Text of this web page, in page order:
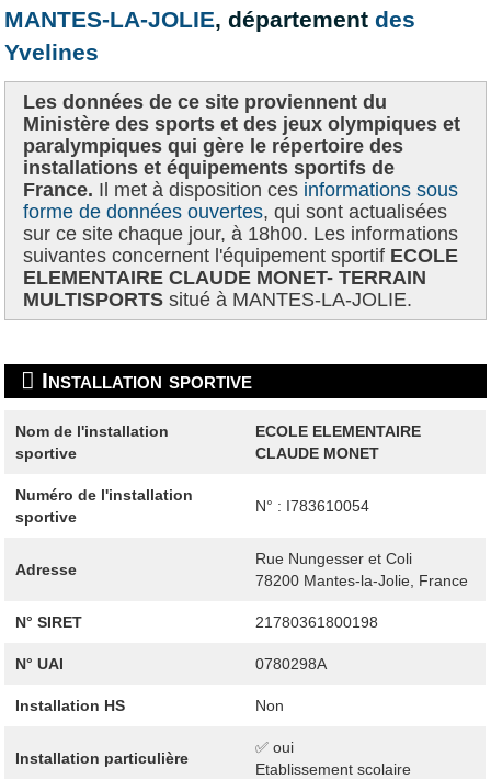
Recherche avancée
MANTES-LA-JOLIE, départementdes
Yvelines
Les données de ce site proviennent du
Ministère des sports et des jeux olympiques et
paralympiques qui gère le répertoire des
installations et équipements sportifs de
France. Il met à disposition ces informations sous
forme de données ouvertes, qui sont actualisées
sur ce site chaque jour, à 18h00. Les informations
suivantes concernent l'équipement sportif ECOLE
ELEMENTAIRE CLAUDE MONET- TERRAIN
MULTISPORTS situé à MANTES-LA-JOLIE.
Installation sportive
Nom de l'installation
sportive
ECOLE ELEMENTAIRE
CLAUDE MONET
Numéro de l'installation
sportive
N° : I783610054
Adresse
Rue Nungesser et Coli
78200 Mantes-la-Jolie, France
N° SIRET 21780361800198
N° UAI 0780298A
Installation HS Non
Installation particulière
✅ oui
Etablissement scolaire